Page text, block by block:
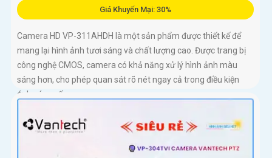
Giá Khuyến Mại: 30%
Camera HD VP-311AHDH là một sản phẩm được thiết kế để
mang lại hình ảnh tươi sáng và chất lượng cao. Được trang bị
công nghệ CMOS, camera có khả năng xử lý hình ảnh màu
sáng hơn, cho phép quan sát rõ nét ngay cả trong điều kiện
ánh sáng yếu